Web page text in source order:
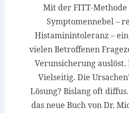
Mit der FITT-Methode raus aus dem
Symptomennebel –
Histaminintoleranz –
vielen Betroffenen
Verunsicherung auslöst.
Vielseitig. Die
Lösung? Bislang oft
das neue Buch von Dr.